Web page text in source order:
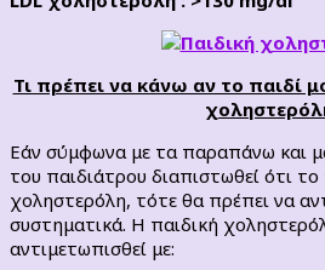
Τι πρέπει να κάνω αν το παιδί
Εάν σύμφωνα με τα παραπάνω και
του παιδιάτρου διαπιστωθεί ότι το
χοληστερόλη, τότε θα πρέπει να
συστηματικά. Η παιδική
αντιμετωπισθεί με: